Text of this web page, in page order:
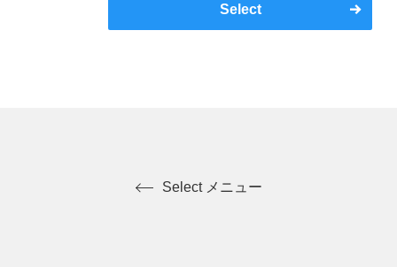
Select
Select メニュー